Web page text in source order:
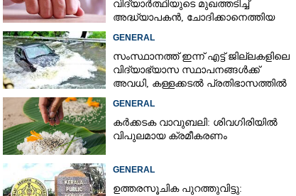
വിദ്യാർത്ഥിയുടെ മുഖത്തടിച്ച്
അദ്ധ്യാപകൻ, ചോദിക്കാനെത്തിയ
GENERAL
സംസ്ഥാനത്ത് ഇന്ന് എട്ട് ജില്ലകളിലെ
വിദ്യാഭ്യാസ സ്ഥാപനങ്ങൾക്ക്
അവധി, കള്ളക്കടൽ പ്രതിഭാസത്തിൽ
GENERAL
കർക്കടക വാവുബലി: ശിവഗിരിയിൽ
വിപുലമായ ക്രമീകരണം
GENERAL
ഉത്തരസൂചിക പുറത്തുവിട്ടു: